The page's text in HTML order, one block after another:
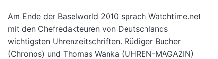
Am Ende der Baselworld 2010 sprach Watchtime.net
mit den Chefredakteuren von Deutschlands
wichtigsten Uhrenzeitschriften. Rüdiger Bucher
(Chronos) und Thomas Wanka (UHREN-MAGAZIN)